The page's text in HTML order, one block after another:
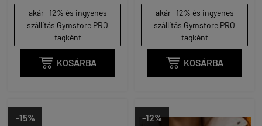
akár -12% és ingyenes
szállítás Gymstore PRO
tagként
 KOSÁRBA
akár -12% és ingyenes
szállítás Gymstore PRO
tagként
 KOSÁRBA
-15% -12%